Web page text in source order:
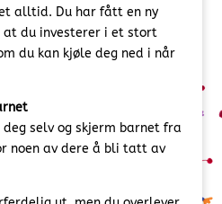
alltid. Du har fått en ny
du investerer i et stort
du kan kjøle deg ned i når
deg selv og skjerm barnet fra
noen av dere å bli tatt av